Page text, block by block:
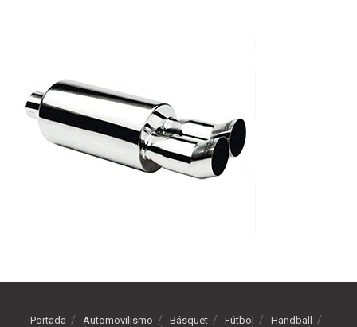
Portada Automovilismo Básquet Fútbol
Handball